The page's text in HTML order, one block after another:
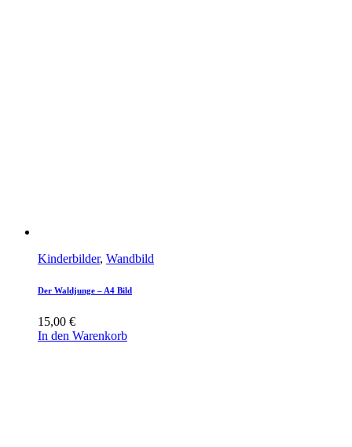
Kinderbilder, Wandbild
Der Waldjunge – A4 Bild
15,00 €
In den Warenkorb